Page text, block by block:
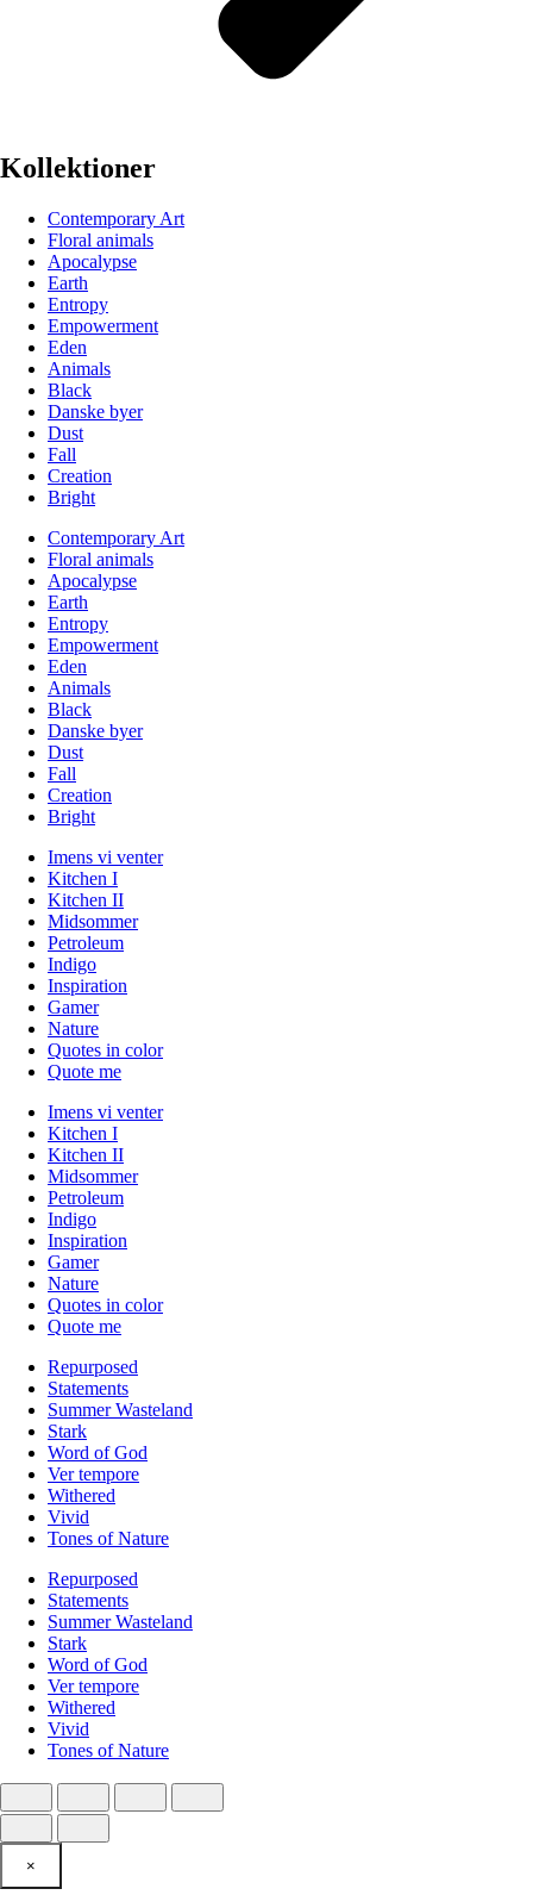
Kollektioner
Contemporary Art
Floral animals
Apocalypse
Earth
Entropy
Empowerment
Eden
Animals
Black
Danske byer
Dust
Fall
Creation
Bright
Contemporary Art
Floral animals
Apocalypse
Earth
Entropy
Empowerment
Eden
Animals
Black
Danske byer
Dust
Fall
Creation
Bright
Imens vi venter
Kitchen I
Kitchen II
Midsommer
Petroleum
Indigo
Inspiration
Gamer
Nature
Quotes in color
Quote me
Imens vi venter
Kitchen I
Kitchen II
Midsommer
Petroleum
Indigo
Inspiration
Gamer
Nature
Quotes in color
Quote me
Repurposed
Statements
Summer Wasteland
Stark
Word of God
Ver tempore
Withered
Vivid
Tones of Nature
Repurposed
Statements
Summer Wasteland
Stark
Word of God
Ver tempore
Withered
Vivid
Tones of Nature
×